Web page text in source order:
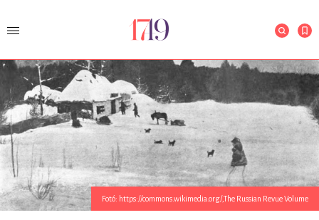
Fotó: https://commons.wikimedia.org/,The Russian Revue Volume